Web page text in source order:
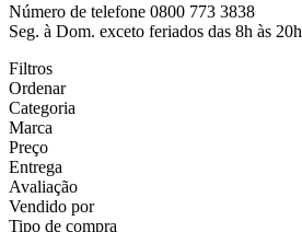
Número de telefone 0800 773 3838
Seg. à Dom. exceto feriados das 8h às 20h
Filtros
Ordenar
Categoria
Marca
Preço
Entrega
Avaliação
Vendido por
Tipo de compra